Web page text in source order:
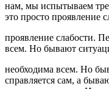
нам, мы испытываем
это просто проявление
проявление слабости.
всем. Но бывают
необходима всем. Но
справляется сам, а